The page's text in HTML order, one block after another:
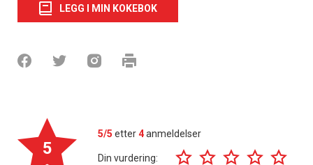
LEGG I MIN KOKEBOK
5
5/5 etter4anmeldelser
Din vurdering: